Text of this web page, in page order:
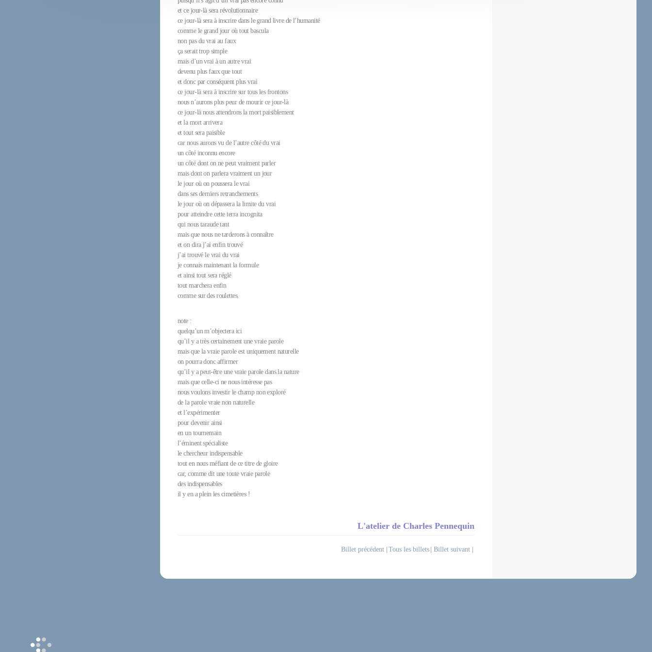
et ce jour-là sera révolutionnaire
ce jour-là sera à inscrire dans le grand livre de l’humanité
comme le grand jour où tout bascula
non pas du vrai au faux
ça serait trop simple
mais d’un vrai à un autre vrai
devenu plus faux que tout
et donc par conséquent plus vrai
ce jour-là sera à inscrire sur tous les frontons
nous n’aurons plus peur de mourir ce jour-là
ce jour-là nous attendrons la mort paisiblement
et la mort arrivera
et tout sera paisible
car nous aurons vu de l’autre côté du vrai
un côté inconnu encore
un côté dont on ne peut vraiment parler
mais dont on parlera vraiment un jour
le jour où on poussera le vrai
dans ses derniers retranchements
le jour où on dépassera la limite du vrai
pour atteindre cette terra incognita
qui nous taraude tant
mais que nous ne tarderons à connaître
et on dira j’ai enfin trouvé
j’ai trouvé le vrai du vrai
je connais maintenant la formule
et ainsi tout sera réglé
tout marchera enfin
comme sur des roulettes.
note :
quelqu’un m’objectera ici
qu’il y a très certainement une vraie parole
mais que la vraie parole est uniquement naturelle
on pourra donc affirmer
qu’il y a peut-être une vraie parole dans la nature
mais que celle-ci ne nous intéresse pas
nous voulons investir le champ non exploré
de la parole vraie non naturelle
et l’expérimenter
pour devenir ainsi
en un tournemain
l’éminent spécialiste
le chercheur indispensable
tout en nous méfiant de ce titre de gloire
car, comme dit une toute vraie parole
des indispensables
il y en a plein les cimetières !
L'atelier de Charles Pennequin
Billet précédent Tous les billets Billet suivant